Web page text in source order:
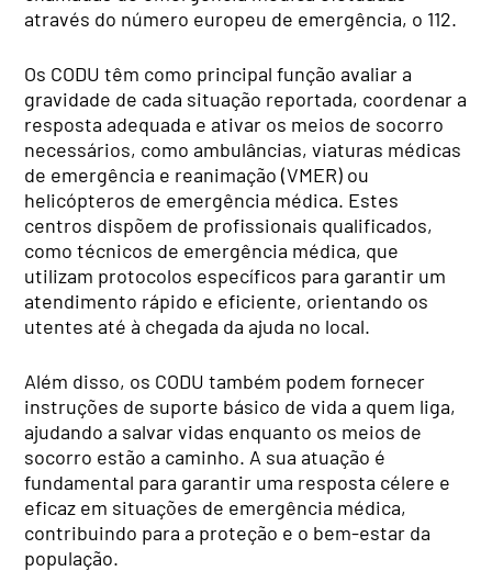
através do número europeu de emergência, o 112.
Os CODU têm como principal função avaliar a
gravidade de cada situação reportada, coordenar a
resposta adequada e ativar os meios de socorro
necessários, como ambulâncias, viaturas médicas
de emergência e reanimação (VMER) ou
helicópteros de emergência médica. Estes
centros dispõem de profissionais qualificados,
como técnicos de emergência médica, que
utilizam protocolos específicos para garantir um
atendimento rápido e eficiente, orientando os
utentes até à chegada da ajuda no local.
Além disso, os CODU também podem fornecer
instruções de suporte básico de vida a quem liga,
ajudando a salvar vidas enquanto os meios de
socorro estão a caminho. A sua atuação é
fundamental para garantir uma resposta célere e
eficaz em situações de emergência médica,
contribuindo para a proteção e o bem-estar da
população.